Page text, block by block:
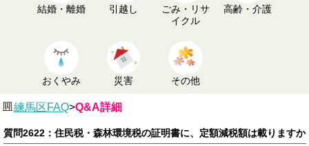
結婚・離婚 引越し
ごみ・リサ
イクル
高齢・介護
おくやみ 災害 その他
練馬区FAQ>Q&A詳細
質問2622：住民税・森林環境税の証明書に、定額減税額は載りますか